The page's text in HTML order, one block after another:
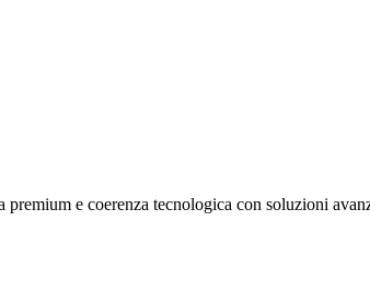
e coerenza tecnologica con soluzioni